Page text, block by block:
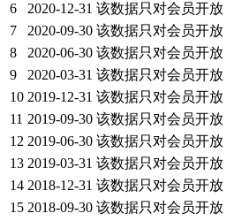
6
2020-12-31 该数据只对会员开放
7
2020-09-30 该数据只对会员开放
8
2020-06-30 该数据只对会员开放
9
2020-03-31 该数据只对会员开放
10 2019-12-31 该数据只对会员开放
11 2019-09-30 该数据只对会员开放
12 2019-06-30 该数据只对会员开放
13 2019-03-31 该数据只对会员开放
14 2018-12-31 该数据只对会员开放
15 2018-09-30 该数据只对会员开放